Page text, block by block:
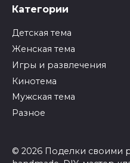
Категории
Детская тема
Женская тема
Игры и развлечения
Кинотема
Мужская тема
Разное
© 2026 Поделки своими